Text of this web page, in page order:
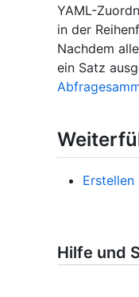
YAML-
in der
Nachdem
ein Satz
Hilfe und